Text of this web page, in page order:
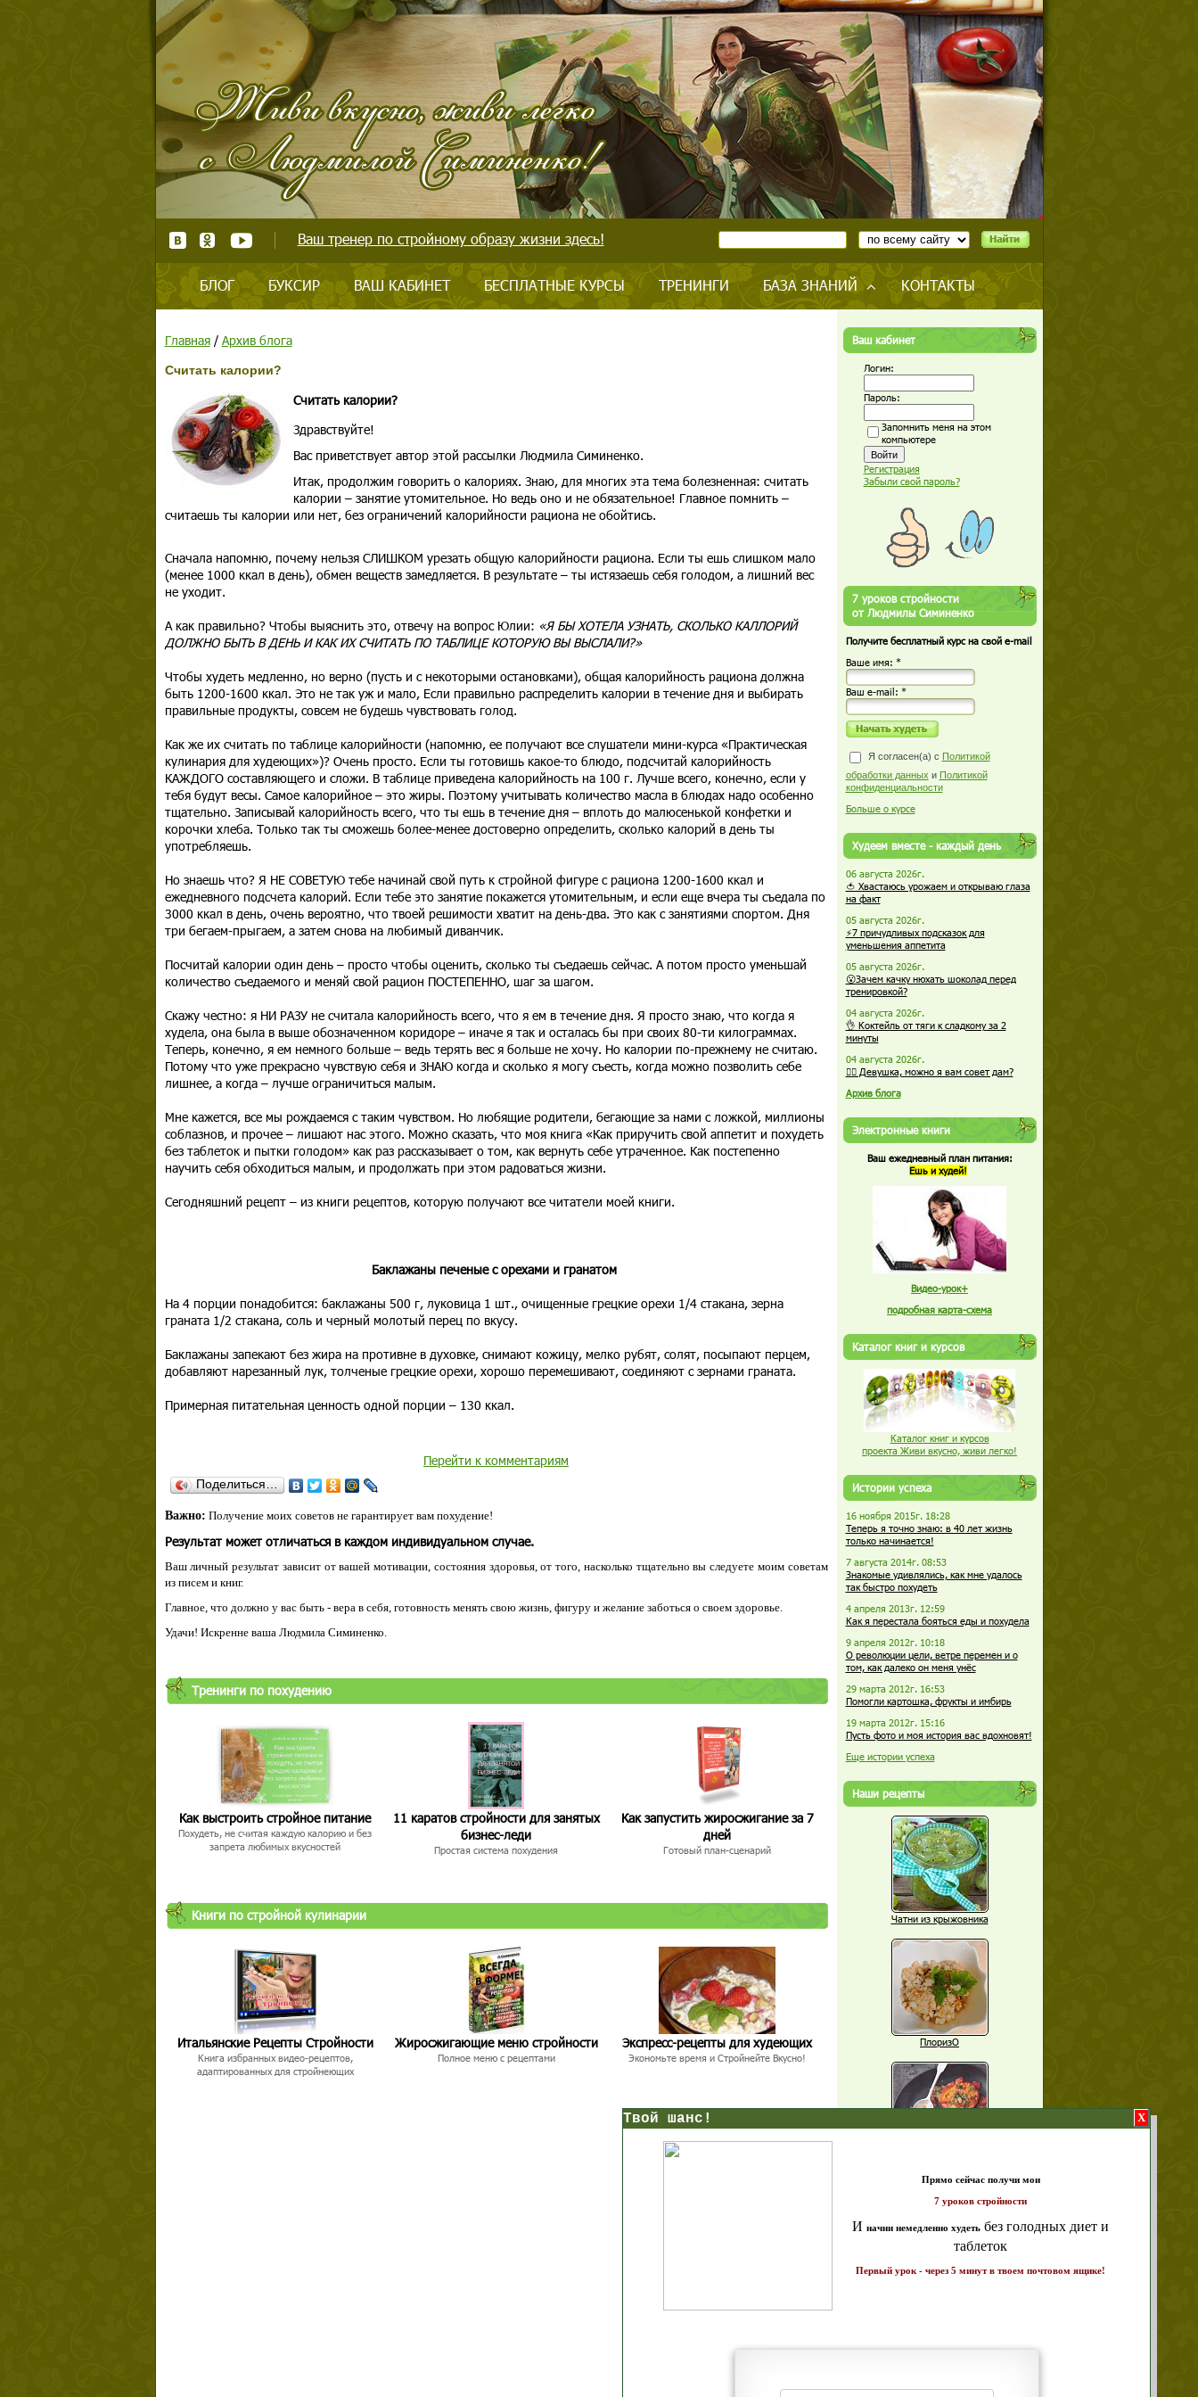
Ваш тренер по стройному образу жизни здесь!
БЛОГ БУКСИР ВАШ КАБИНЕТ БЕСПЛАТНЫЕ КУРСЫ ТРЕНИНГИ БАЗА ЗНАНИЙ КОНТАКТЫ
Главная/ Архив блога
Считать калории?
Считать калории?
Здравствуйте!
Вас приветствует автор этой рассылки Людмила Симиненко.
Итак, продолжим говорить о калориях. Знаю, для многих эта тема болезненная: считать
калории – занятие утомительное. Но ведь оно и не обязательное! Главное помнить –
считаешь ты калории или нет, без ограничений калорийности рациона не обойтись.
Сначала напомню, почему нельзя СЛИШКОМ урезать общую калорийности рациона. Если ты ешь слишком мало
(менее 1000 ккал в день), обмен веществ замедляется. В результате – ты истязаешь себя голодом, а лишний вес
не уходит.
А как правильно? Чтобы выяснить это, отвечу на вопрос Юлии: «Я БЫ ХОТЕЛА УЗНАТЬ, СКОЛЬКО КАЛЛОРИЙ
ДОЛЖНО БЫТЬ В ДЕНЬ И КАК ИХ СЧИТАТЬ ПО ТАБЛИЦЕ КОТОРУЮ ВЫ ВЫСЛАЛИ?»
Чтобы худеть медленно, но верно (пусть и с некоторыми остановками), общая калорийность рациона должна
быть 1200-1600 ккал. Это не так уж и мало, Если правильно распределить калории в течение дня и выбирать
правильные продукты, совсем не будешь чувствовать голод.
Как же их считать по таблице калорийности (напомню, ее получают все слушатели мини-курса «Практическая
кулинария для худеющих»)? Очень просто. Если ты готовишь какое-то блюдо, подсчитай калорийность
КАЖДОГО составляющего и сложи. В таблице приведена калорийность на 100 г. Лучше всего, конечно, если у
тебя будут весы. Самое калорийное – это жиры. Поэтому учитывать количество масла в блюдах надо особенно
тщательно. Записывай калорийность всего, что ты ешь в течение дня – вплоть до малюсенькой конфетки и
корочки хлеба. Только так ты сможешь более-менее достоверно определить, сколько калорий в день ты
употребляешь.
Но знаешь что? Я НЕ СОВЕТУЮ тебе начинай свой путь к стройной фигуре с рациона 1200-1600 ккал и
ежедневного подсчета калорий. Если тебе это занятие покажется утомительным, и если еще вчера ты съедала по
3000 ккал в день, очень вероятно, что твоей решимости хватит на день-два. Это как с занятиями спортом. Дня
три бегаем-прыгаем, а затем снова на любимый диванчик.
Посчитай калории один день – просто чтобы оценить, сколько ты съедаешь сейчас. А потом просто уменьшай
количество съедаемого и меняй свой рацион ПОСТЕПЕННО, шаг за шагом.
Скажу честно: я НИ РАЗУ не считала калорийность всего, что я ем в течение дня. Я просто знаю, что когда я
худела, она была в выше обозначенном коридоре – иначе я так и осталась бы при своих 80-ти килограммах.
Теперь, конечно, я ем немного больше – ведь терять вес я больше не хочу. Но калории по-прежнему не считаю.
Потому что уже прекрасно чувствую себя и ЗНАЮ когда и сколько я могу съесть, когда можно позволить себе
лишнее, а когда – лучше ограничиться малым.
Мне кажется, все мы рождаемся с таким чувством. Но любящие родители, бегающие за нами с ложкой, миллионы
соблазнов, и прочее – лишают нас этого. Можно сказать, что моя книга «Как приручить свой аппетит и похудеть
без таблеток и пытки голодом» как раз рассказывает о том, как вернуть себе утраченное. Как постепенно
научить себя обходиться малым, и продолжать при этом радоваться жизни.
Сегодняшний рецепт – из книги рецептов, которую получают все читатели моей книги.
Баклажаны печеные с орехами и гранатом
На 4 порции понадобится: баклажаны 500 г, луковица 1 шт., очищенные грецкие орехи 1/4 стакана, зерна
граната 1/2 стакана, соль и черный молотый перец по вкусу.
Баклажаны запекают без жира на противне в духовке, снимают кожицу, мелко рубят, солят, посыпают перцем,
добавляют нарезанный лук, толченые грецкие орехи, хорошо перемешивают, соединяют с зернами граната.
Примерная питательная ценность одной порции – 130 ккал.
Перейти к комментариям
Поделиться…
Важно: Получение моих советов не гарантирует вам похудение!
Результат может отличаться в каждом индивидуальном случае.
Ваш личный результат зависит от вашей мотивации, состояния здоровья, от того, насколько тщательно вы следуете моим советам
из писем и книг.
Главное, что должно у вас быть - вера в себя, готовность менять свою жизнь, фигуру и желание заботься о своем здоровье.
Удачи! Искренне ваша Людмила Симиненко.
Тренинги по похудению
Как выстроить стройное питание
Похудеть, не считая каждую калорию и без
запрета любимых вкусностей
11 каратов стройности для занятых
бизнес-леди
Простая система похудения
Как запустить жиросжигание за 7
дней
Готовый план-сценарий
Книги по стройной кулинарии
Итальянские Рецепты Стройности
Книга избранных видео-рецептов,
адаптированных для стройнеющих
Жиросжигающие меню стройности
Полное меню с рецептами
Экспресс-рецепты для худеющих
Экономьте время и Стройнейте Вкусно!
Ваш кабинет
Логин:
Пароль:
Запомнить меня на этом
компьютере
Регистрация
Забыли свой пароль?
7 уроков стройности
от Людмилы Симиненко
Получите бесплатный курс на свой e-mail
Ваше имя: *
Ваш е-mail: *
Я согласен(а) с Политикой
обработки данных и Политикой
конфиденциальности
Больше о курсе
Худеем вместе - каждый день
06 августа 2026г.
🍅 Хвастаюсь урожаем и открываю глаза
на факт
05 августа 2026г.
⚡7 причудливых подсказок для
уменьшения аппетита
05 августа 2026г.
😮Зачем качку нюхать шоколад перед
тренировкой?
04 августа 2026г.
👌 Коктейль от тяги к сладкому за 2
минуты
04 августа 2026г.
🏋️‍♀️ Девушка, можно я вам совет дам?
Архив блога
Электронные книги
Ваш ежедневный план питания:
Ешь и худей!
Видео-урок+
подробная карта-схема
Каталог книг и курсов
Каталог книг и курсов
проекта Живи вкусно, живи легко!
Истории успеха
16 ноября 2015г. 18:28
Теперь я точно знаю: в 40 лет жизнь
только начинается!
7 августа 2014г. 08:53
Знакомые удивлялись, как мне удалось
так быстро похудеть
4 апреля 2013г. 12:59
Как я перестала бояться еды и похудела
9 апреля 2012г. 10:18
О революции цели, ветре перемен и о
том, как далеко он меня унёс
29 марта 2012г. 16:53
Помогли картошка, фрукты и имбирь
19 марта 2012г. 15:16
Пусть фото и моя история вас вдохновят!
Еще истории успеха
Наши рецепты
Чатни из крыжовника
ПлоризО
середине дня?